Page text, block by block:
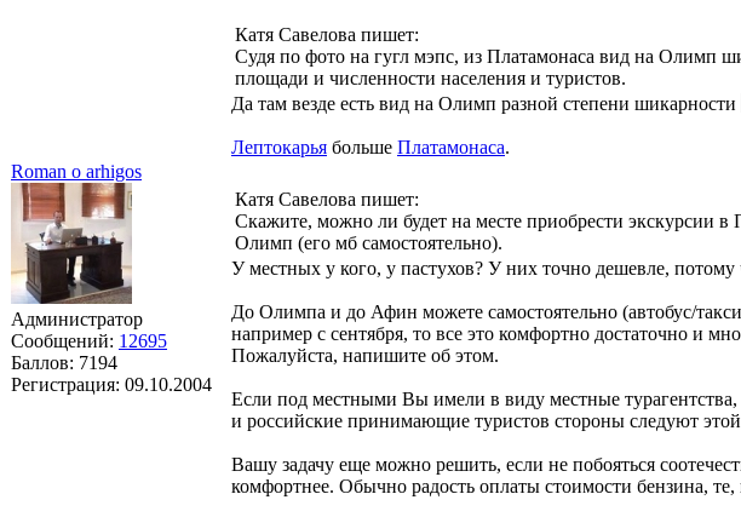
Roman o arhigos
Администратор
Сообщений: 12695
Баллов: 7194
Регистрация: 09.10.2004
Катя Савелова пишет:
Судя по фото на гугл мэпс, из Платамонаса вид на Олимп
площади и численности населения и туристов.
Да там везде есть вид на Олимп разной степени шикарности
Лептокарья больше Платамонаса.
Катя Савелова пишет:
Скажите, можно ли будет на месте приобрести экскурсии
Олимп (его мб самостоятельно).
У местных у кого, у пастухов? У них точно дешевле, потому
До Олимпа и до Афин можете самостоятельно (автобус/
например с сентября, то все это комфортно достаточно и
Пожалуйста, напишите об этом.
Если под местными Вы имели в виду местные
и российские принимающие туристов стороны следуют
Вашу задачу еще можно решить, если не побояться
комфортнее. Обычно радость оплаты стоимости бензина, те,